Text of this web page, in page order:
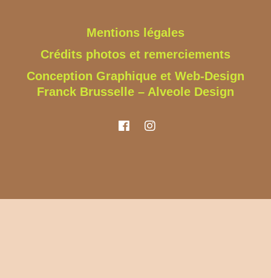
Mentions légales
Crédits photos et remerciements
Conception Graphique et Web-Design
Franck Brusselle – Alveole Design